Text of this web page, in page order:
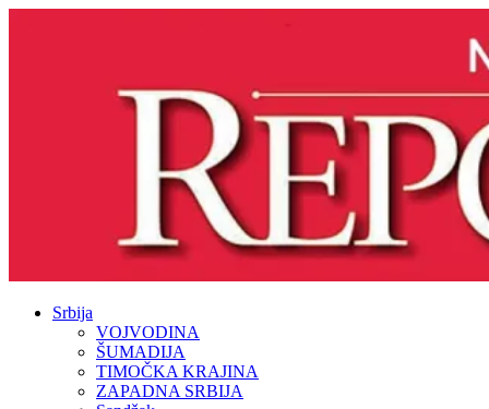
Srbija
VOJVODINA
ŠUMADIJA
TIMOČKA KRAJINA
ZAPADNA SRBIJA